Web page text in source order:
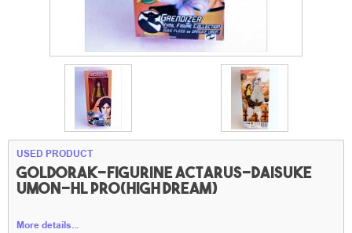
USED PRODUCT
Goldorak-figurine Actarus-Daisuke
Umon-HL Pro(High dream)
More details...